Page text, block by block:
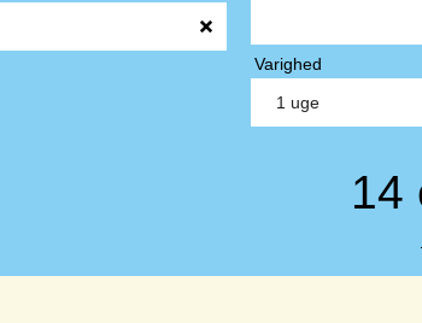
Varighed
14